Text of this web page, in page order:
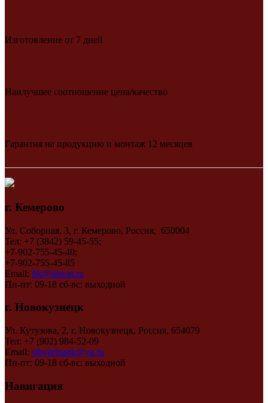
Изготовление от 7 дней
Наилучшее соотношение цена/качество
Гарантия на продукцию и монтаж 12 месяцев
г. Кемерово
Ул. Соборная, 3, г. Кемерово, Россия, 650004
Тел: +7 (3842) 59-45-55;
+7-902-755-45-40;
+7-902-755-45-85
Email: ftk@sibvitr.ru
Пн-пт: 09-18 сб-вс: выходной
г. Новокузнецк
Ул. Кутузова, 2, г. Новокузнецк, Россия, 654079
Тел: +7 (902) 984-52-09
Email: sibvitrinank@ya.ru
Пн-пт: 09-18 сб-вс: выходной
Навигация